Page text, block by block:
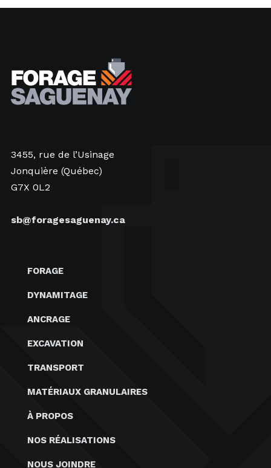
3455, rue de l’Usinage
Jonquière (Québec)
G7X 0L2
sb@foragesaguenay.ca
FORAGE
DYNAMITAGE
ANCRAGE
EXCAVATION
TRANSPORT
MATÉRIAUX GRANULAIRES
À PROPOS
NOS RÉALISATIONS
NOUS JOINDRE